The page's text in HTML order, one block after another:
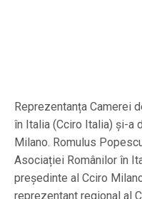
Reprezentanța Camerei
în Italia (Cciro Italia) și-a
Milano. Romulus
Asociației Românilor în
președinte al Cciro
reprezentant regional al